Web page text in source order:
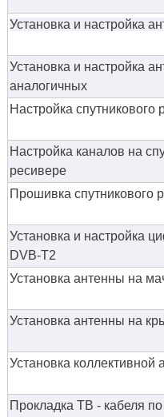
Установка и настройка
Установка и настройка
аналогичных
Настройка спутникового
Настройка каналов на
ресивере
Прошивка спутникового
Установка и настройка
DVB-T2
Установка антенны на
Установка антенны на
Установка коллективной
Прокладка ТВ - кабеля